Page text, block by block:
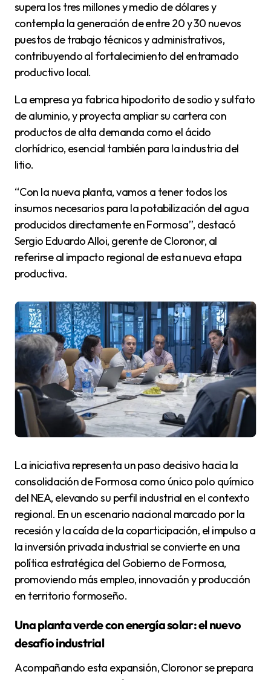
supera los tres millones y medio de dólares y
contempla la generación de entre 20 y 30 nuevos
puestos de trabajo técnicos y administrativos,
contribuyendo al fortalecimiento del entramado
productivo local.
La empresa ya fabrica hipoclorito de sodio y sulfato
de aluminio, y proyecta ampliar su cartera con
productos de alta demanda como el ácido
clorhídrico, esencial también para la industria del
litio.
“Con la nueva planta, vamos a tener todos los
insumos necesarios para la potabilización del agua
producidos directamente en Formosa”, destacó
Sergio Eduardo Alloi, gerente de Cloronor, al
referirse al impacto regional de esta nueva etapa
productiva.
La iniciativa representa un paso decisivo hacia la
consolidación de Formosa como único polo químico
del NEA, elevando su perfil industrial en el contexto
regional. En un escenario nacional marcado por la
recesión y la caída de la coparticipación, el impulso a
la inversión privada industrial se convierte en una
política estratégica del Gobierno de Formosa,
promoviendo más empleo, innovación y producción
en territorio formoseño.
Una planta verde con energía solar: el nuevo
desafío industrial
Acompañando esta expansión, Cloronor se prepara